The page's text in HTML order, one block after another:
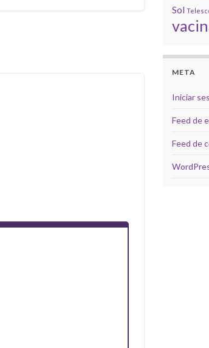
Sol
META
Iniciar
Feed de
Feed de